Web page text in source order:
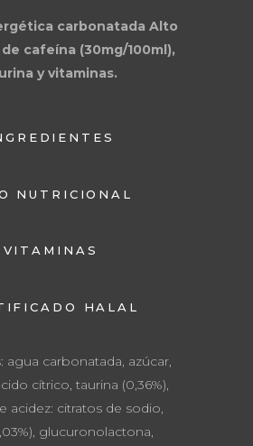
carbonatada Alto
cafeína (30mg/100ml),
y vitaminas.
NUTRICIONAL
VITAMINAS
HALAL
agua carbonatada, azúcar,
cítrico, taurina (0,36%),
acidez: citratos de sodio,
glucuronolactona,